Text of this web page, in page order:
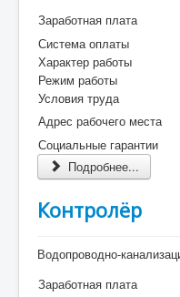
Заработная плата
Система оплаты
Характер работы
Режим работы
Условия труда
Адрес рабочего места
Социальные гарантии
Подробнее...
Контролёp
Водопроводно-
Заработная плата